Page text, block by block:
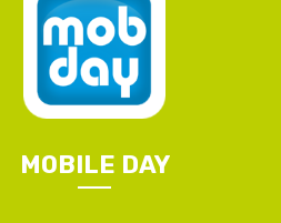
MOBILE DAY